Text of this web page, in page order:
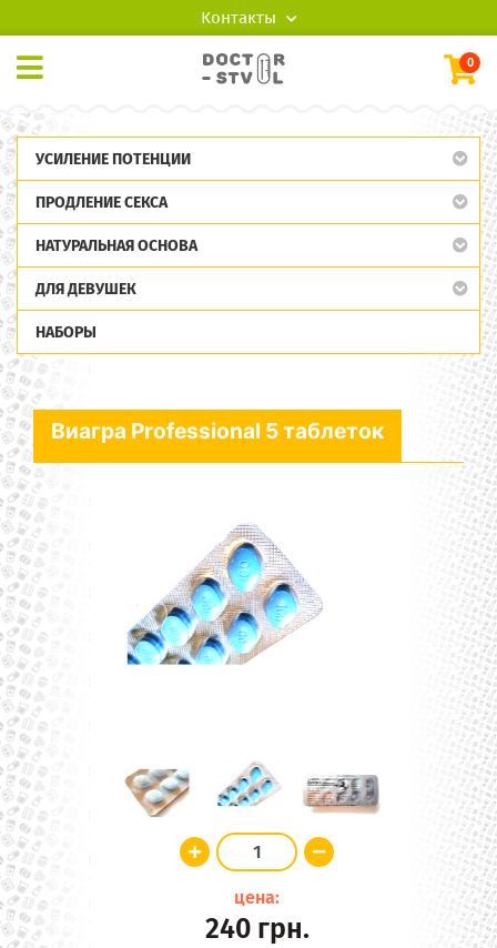
Контакты
0
УСИЛЕНИЕ ПОТЕНЦИИ
ПРОДЛЕНИЕ СЕКСА
НАТУРАЛЬНАЯ ОСНОВА
ДЛЯ ДЕВУШЕК
НАБОРЫ
Виагра Professional 5 таблеток
цена:
240грн.